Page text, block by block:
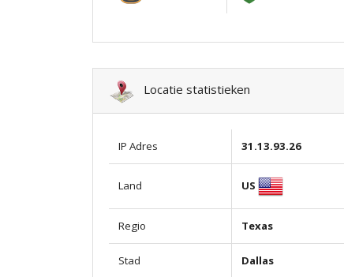
Locatie statistieken
IP Adres 31.13.93.26
Land US
Regio Texas
Stad Dallas